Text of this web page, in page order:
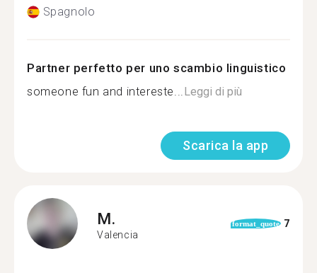
Spagnolo
Partner perfetto per uno scambio linguistico
someone fun and intereste...Leggi di più
Scarica la app
M.
Valencia
format_quote 7